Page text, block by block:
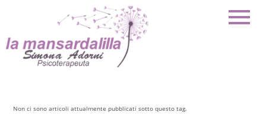
Non ci sono articoli attualmente pubblicati sotto questo tag.